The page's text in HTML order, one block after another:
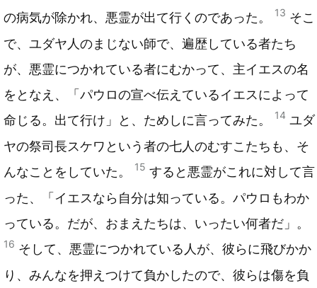
の病気が除かれ、悪霊が出て行くのであった。
13 そこ
で、ユダヤ人のまじない師で、遍歴している者たち
が、悪霊につかれている者にむかって、主イエスの名
をとなえ、「パウロの宣べ伝えているイエスによって
命じる。出て行け」と、ためしに言ってみた。
14 ユダ
ヤの祭司長スケワという者の七人のむすこたちも、そ
んなことをしていた。
15 すると悪霊がこれに対して言
った、「イエスなら自分は知っている。パウロもわか
っている。だが、おまえたちは、いったい何者だ」。
16 そして、悪霊につかれている人が、彼らに飛びかか
り、みんなを押えつけて負かしたので、彼らは傷を負